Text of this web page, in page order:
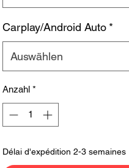
Carplay/Android Auto *
Auswählen
Anzahl *
Délai d'expédition 2-3 semaines